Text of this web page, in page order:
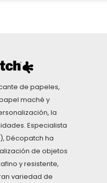
de papeles,
maché y
la
Especialista
Décopatch ha
de objetos
y resistente,
variedad de